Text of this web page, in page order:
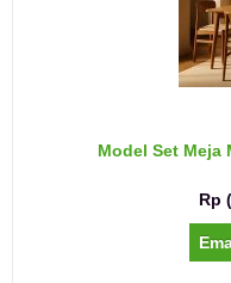
Model Set Meja
Rp